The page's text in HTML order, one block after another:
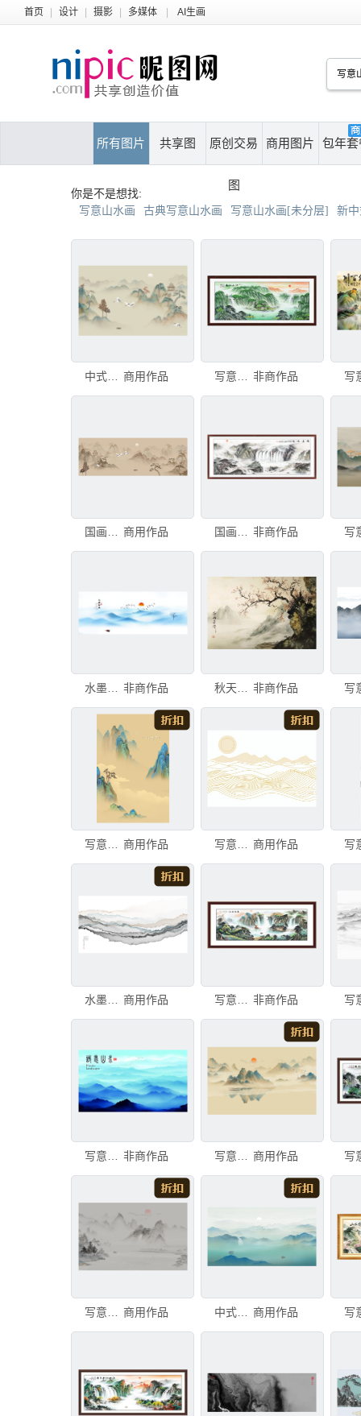
首页 设计 摄影 多媒体 AI生画
所有图片 共享图 原创交易
图
商用图片 包年套
你是不是想找:
写意山水画 古典写意山水画 写意山水画[未分层] 新
商用作品 非商作品
国画山水图 商用作品 国画写意山水画 非商作品
非商作品 非商作品
商用作品 商用作品
水墨写意抽象山水画卷 商用作品 写意青绿山水画 非商作品
非商作品 商用作品
商用作品 中式山水画 商用作品